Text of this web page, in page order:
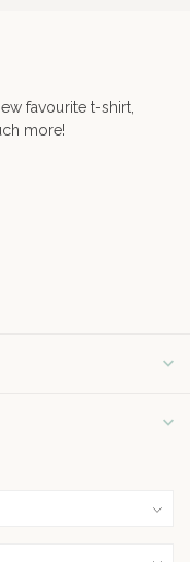
favourite t-shirt,
more!